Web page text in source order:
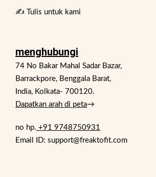
✍️ Tulis untuk kami
menghubungi
74 No Bakar Mahal Sadar Bazar,
Barrackpore, Benggala Barat,
India, Kolkata- 700120.
Dapatkan arah di peta→
no hp. +91 9748750931
Email ID: support@freaktofit.com